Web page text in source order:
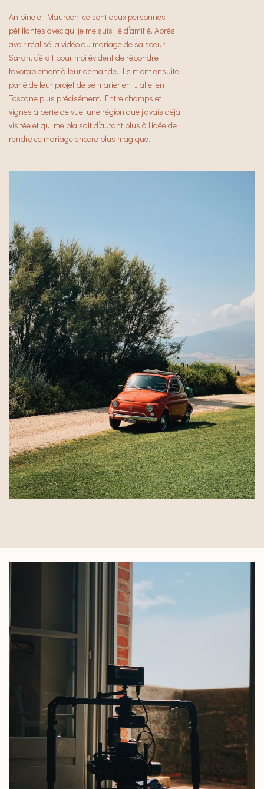
Antoine et Maureen, ce sont deux personnes
pétillantes avec qui je me suis lié d’amitié. Après
avoir réalisé la vidéo du mariage de sa soeur
Sarah, c’était pour moi évident de répondre
favorablement à leur demande. Ils m’ont ensuite
parlé de leur projet de se marier en Italie, en
Toscane plus précisément. Entre champs et
vignes à perte de vue, une région que j’avais déjà
visitée et qui me plaisait d’autant plus à l’idée de
rendre ce mariage encore plus magique.